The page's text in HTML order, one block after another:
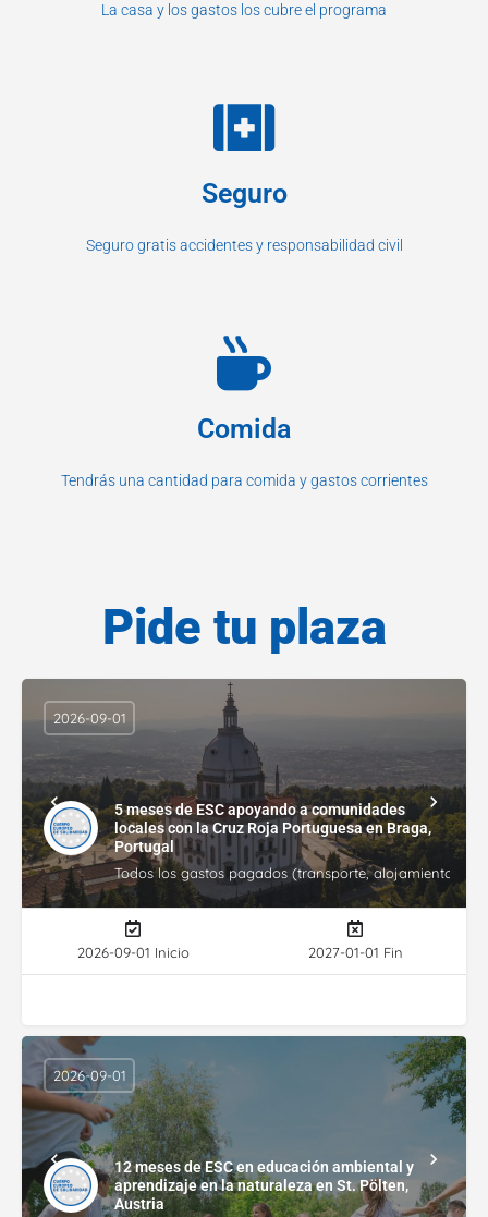
La casa y los gastos los cubre el programa
Seguro
Seguro gratis accidentes y responsabilidad civil
Comida
Tendrás una cantidad para comida y gastos corrientes
Pide tu plaza
5 meses de ESC apoyando a comunidades
locales con la Cruz Roja Portuguesa en Braga,
Portugal
Todos los gastos pagados (transporte, alojamiento,
2026-09-01
2026-09-01 Inicio 2027-01-01 Fin
12 meses de ESC en educación ambiental y
aprendizaje en la naturaleza en St. Pölten,
Austria
2026-09-01